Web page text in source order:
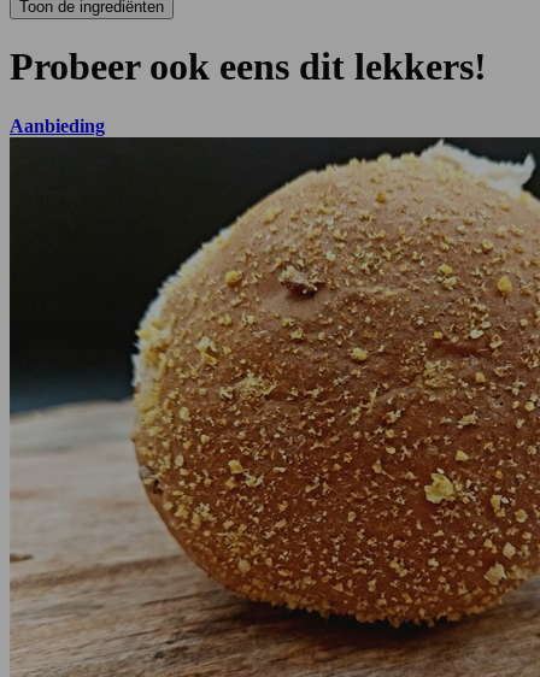
Probeer ook eens dit lekkers!
Aanbieding